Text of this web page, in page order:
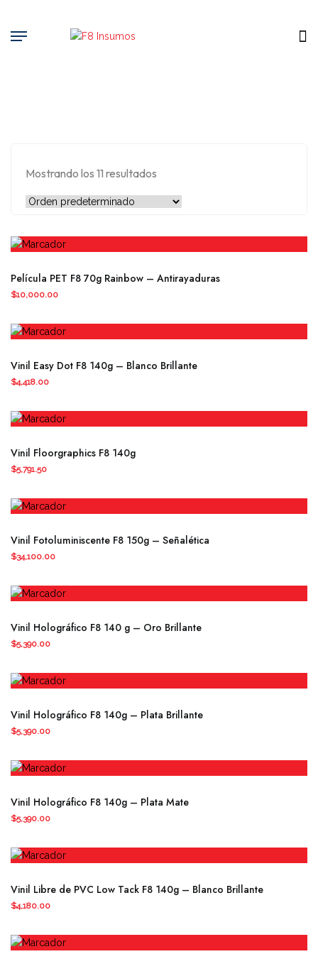
Mostrando los 11 resultados
Película PET F8 70g Rainbow – Antirayaduras
$10,000.00
Vinil Easy Dot F8 140g – Blanco Brillante
$4,418.00
Vinil Floorgraphics F8 140g
$5,791.50
producto
tiene
variantes.
Las
se
pueden
en
página
Vinil Fotoluminiscente F8 150g – Señalética
$34,100.00
Vinil Holográfico F8 140 g – Oro Brillante
$5,390.00
Vinil Holográfico F8 140g – Plata Brillante
$5,390.00
Vinil Holográfico F8 140g – Plata Mate
$5,390.00
Vinil Libre de PVC Low Tack F8 140g – Blanco Brillante
$4,180.00